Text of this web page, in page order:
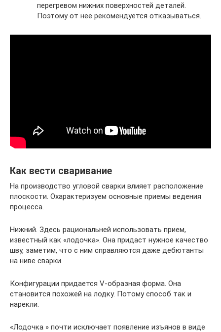
перегревом нижних поверхностей деталей.
Поэтому от нее рекомендуется отказываться.
Как вести сваривание
На производство угловой сварки влияет расположение
плоскости. Охарактеризуем основные приемы ведения
процесса.
Нижний. Здесь рациональней использовать прием,
известный как «лодочка». Она придаст нужное качество
шву, заметим, что с ним справляются даже дебютанты
на ниве сварки.
Конфигурации придается V-образная форма. Она
становится похожей на лодку. Потому способ так и
нарекли.
«Лодочка » почти исключает появление изъянов в виде